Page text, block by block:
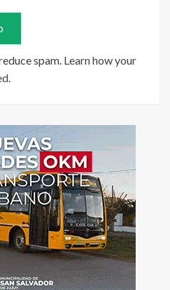
spam. Learn how your